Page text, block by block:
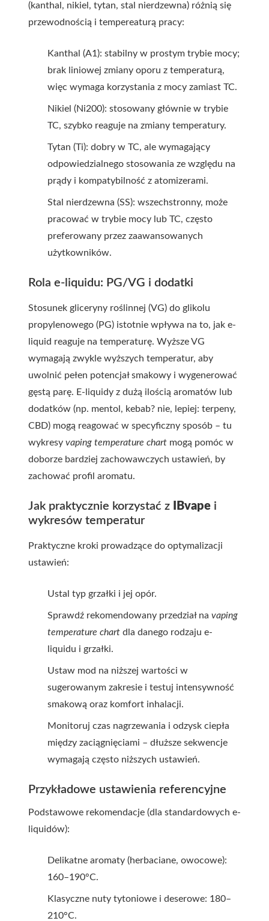
(kanthal, nikiel, tytan, stal nierdzewna) różnią się
przewodnością i tempereaturą pracy:
Kanthal (A1): stabilny w prostym trybie mocy;
brak liniowej zmiany oporu z temperaturą,
więc wymaga korzystania z mocy zamiast TC.
Nikiel (Ni200): stosowany głównie w trybie
TC, szybko reaguje na zmiany temperatury.
Tytan (Ti): dobry w TC, ale wymagający
odpowiedzialnego stosowania ze względu na
prądy i kompatybilność z atomizerami.
Stal nierdzewna (SS): wszechstronny, może
pracować w trybie mocy lub TC, często
preferowany przez zaawansowanych
użytkowników.
Rola e-liquidu: PG/VG i dodatki
Stosunek gliceryny roślinnej (VG) do glikolu
propylenowego (PG) istotnie wpływa na to, jak e-
liquid reaguje na temperaturę. Wyższe VG
wymagają zwykle wyższych temperatur, aby
uwolnić pełen potencjał smakowy i wygenerować
gęstą parę. E-liquidy z dużą ilością aromatów lub
dodatków (np. mentol, kebab? nie, lepiej: terpeny,
CBD) mogą reagować w specyficzny sposób – tu
wykresy vaping temperature chart mogą pomóc w
doborze bardziej zachowawczych ustawień, by
zachować profil aromatu.
Jak praktycznie korzystać z IBvape i
wykresów temperatur
Praktyczne kroki prowadzące do optymalizacji
ustawień:
Ustal typ grzałki i jej opór.
Sprawdź rekomendowany przedział na vaping
temperature chart dla danego rodzaju e-
liquidu i grzałki.
Ustaw mod na niższej wartości w
sugerowanym zakresie i testuj intensywność
smakową oraz komfort inhalacji.
Monitoruj czas nagrzewania i odzysk ciepła
między zaciągnięciami – dłuższe sekwencje
wymagają często niższych ustawień.
Przykładowe ustawienia referencyjne
Podstawowe rekomendacje (dla standardowych e-
liquidów):
Delikatne aromaty (herbaciane, owocowe):
160–190°C.
Klasyczne nuty tytoniowe i deserowe: 180–
210°C.